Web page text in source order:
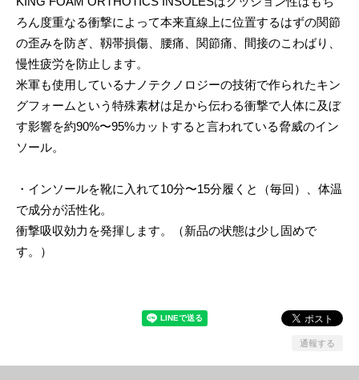
ろん度重なる衝撃によって本来直線上に位置するはずの関節
の歪みを防ぎ、靱帯損傷、腰痛、関節痛、間接のこわばり、
慢性疲労を防止します。
米軍も使用しているナノテクノロジーの技術で作られたキン
グフォームという特殊素材は足から伝わる衝撃で人体に及ぼ
す影響を約90%〜95%カットすると言われている脅威のイン
ソール。
・インソールを靴に入れて10分〜15分履くと（毎回）、体温
で成分が活性化。
衝撃吸収効力を発揮します。（新品の状態は少し固めで
す。）
通報する